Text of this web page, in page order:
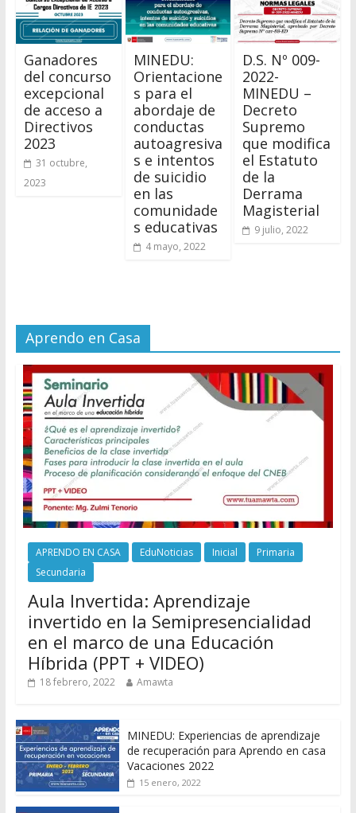
Ganadores
del concurso
excepcional
de acceso a
Directivos
2023
31 octubre,
2023
MINEDU:
Orientacione
s para el
abordaje de
conductas
autoagresiva
s e intentos
de suicidio
en las
comunidade
s educativas
4 mayo, 2022
D.S. Nº 009-
2022-
MINEDU –
Decreto
Supremo
que modifica
el Estatuto
de la
Derrama
Magisterial
9 julio, 2022
Aprendo en Casa
APRENDO EN CASA EduNoticias Inicial
Primaria
Secundaria
Aula Invertida: Aprendizaje
invertido en la Semipresencialidad
en el marco de una Educación
Híbrida (PPT + VIDEO)
18 febrero, 2022 Amawta
MINEDU: Experiencias de aprendizaje
de recuperación para Aprendo en casa
Vacaciones 2022
15 enero, 2022